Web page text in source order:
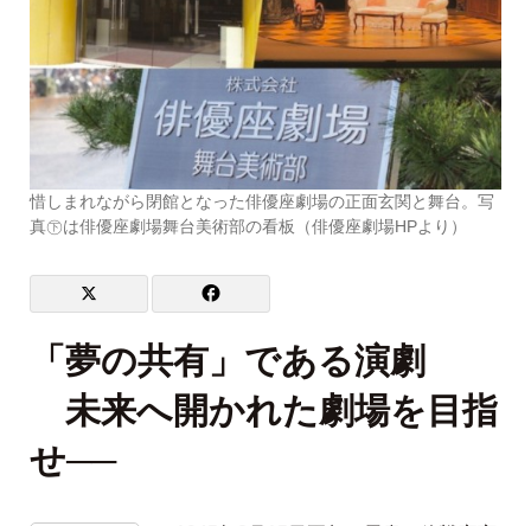
惜しまれながら閉館となった俳優座劇場の正面玄関と舞台。写
真㊦は俳優座劇場舞台美術部の看板（俳優座劇場HPより）
「夢の共有」である演劇
未来へ開かれた劇場を目指
せ──